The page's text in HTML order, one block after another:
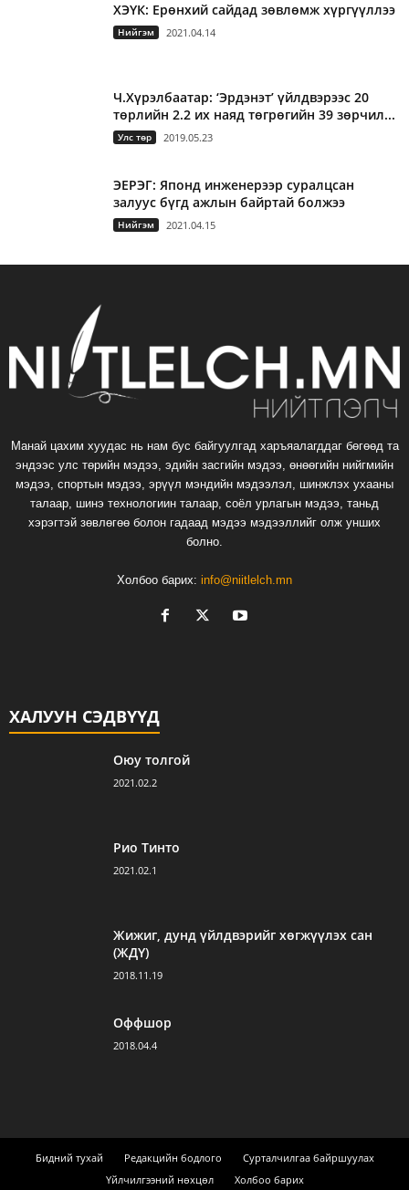
ХЭҮК: Ерөнхий сайдад зөвлөмж хүргүүллээ
Нийгэм 2021.04.14
Ч.Хүрэлбаатар: ‘Эрдэнэт’ үйлдвэрээс 20
төрлийн 2.2 их наяд төгрөгийн 39 зөрчил...
Улс төр 2019.05.23
ЭЕРЭГ: Японд инженерээр суралцсан
залуус бүгд ажлын байртай болжээ
Нийгэм 2021.04.15
Манай цахим хуудас нь нам бус байгуулгад харъяалагддаг бөгөөд та
эндээс улс төрийн мэдээ, эдийн засгийн мэдээ, өнөөгийн нийгмийн
мэдээ, спортын мэдээ, эрүүл мэндийн мэдээлэл, шинжлэх ухааны
талаар, шинэ технологиин талаар, соёл урлагын мэдээ, таньд
хэрэгтэй зөвлөгөө болон гадаад мэдээ мэдээллийг олж унших
болно.
Холбоо барих: info@niitlelch.mn
ХАЛУУН СЭДВҮҮД
Оюу толгой
2021.02.2
Рио Тинто
2021.02.1
Жижиг, дунд үйлдвэрийг хөгжүүлэх сан
(ЖДҮ)
2018.11.19
Оффшор
2018.04.4
Бидний тухай Редакцийн бодлого
Сурталчилгаа байршуулах
Үйлчилгээний нөхцөл
Холбоо барих